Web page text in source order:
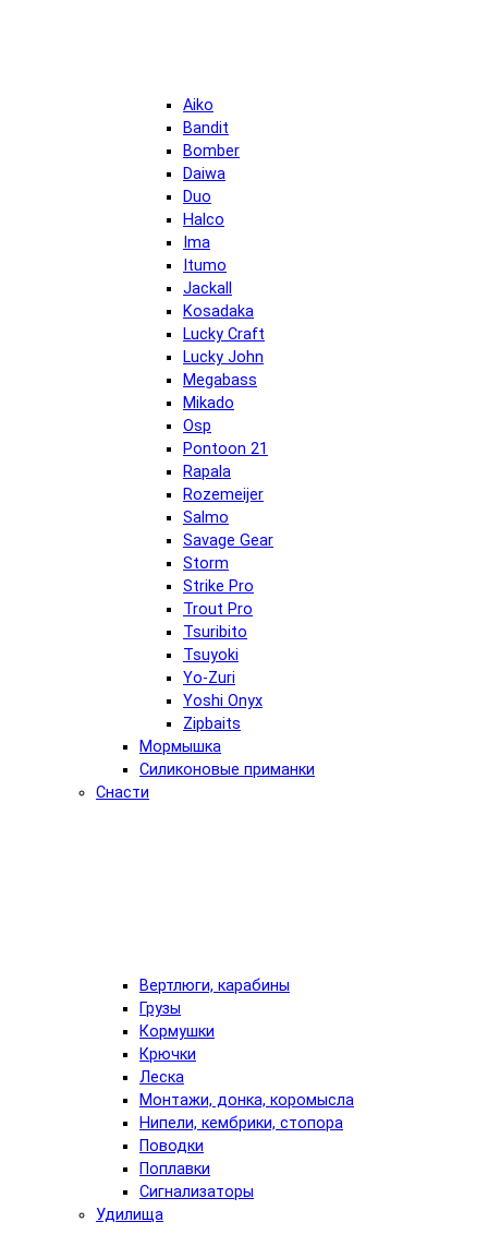
Aiko
Bandit
Bomber
Daiwa
Duo
Halco
Ima
Itumo
Jackall
Kosadaka
Lucky Craft
Lucky John
Megabass
Mikado
Osp
Pontoon 21
Rapala
Rozemeijer
Salmo
Savage Gear
Storm
Strike Pro
Trout Pro
Tsuribito
Tsuyoki
Yo-Zuri
Yoshi Onyx
Zipbaits
Мормышка
Силиконовые приманки
Снасти
Вертлюги, карабины
Грузы
Кормушки
Крючки
Леска
Монтажи, донка, коромысла
Нипели, кембрики, стопора
Поводки
Поплавки
Сигнализаторы
Удилища